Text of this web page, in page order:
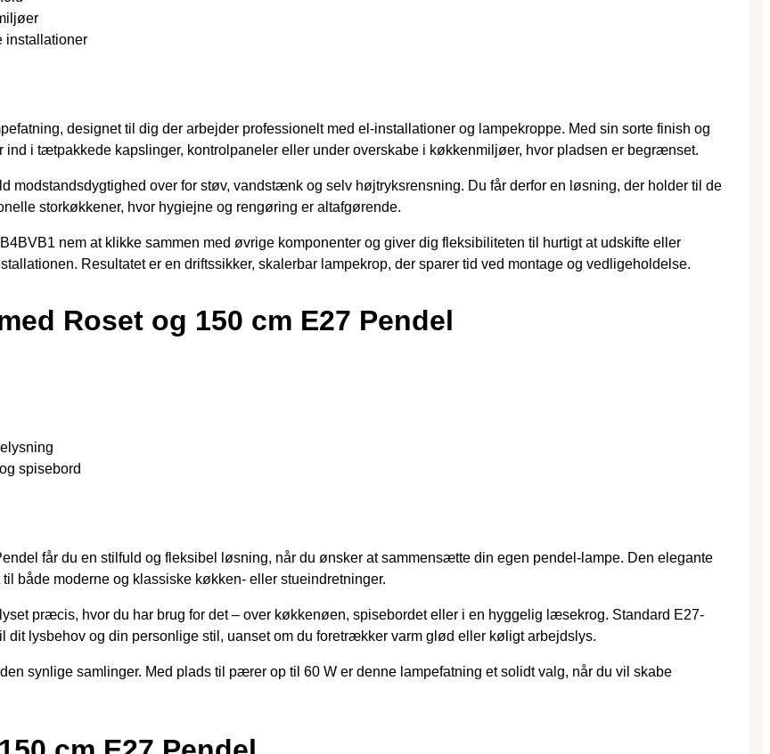
installationer
designet til dig der arbejder professionelt med el-installationer og lampekroppe. Med sin sorte finish og
ind i tætpakkede kapslinger, kontrolpaneler eller under overskabe i køkkenmiljøer, hvor pladsen er begrænset.
modstandsdygtighed over for støv, vandstænk og selv højtryksrensning. Du får derfor en løsning, der holder til de
storkøkkener, hvor hygiejne og rengøring er altafgørende.
nem at klikke sammen med øvrige komponenter og giver dig fleksibiliteten til hurtigt at udskifte eller
Resultatet er en driftssikker, skalerbar lampekrop, der sparer tid ved montage og vedligeholdelse.
Roset og 150 cm E27 Pendel
spisebord
får du en stilfuld og fleksibel løsning, når du ønsker at sammensætte din egen pendel-lampe. Den elegante
både moderne og klassiske køkken- eller stueindretninger.
præcis, hvor du har brug for det – over køkkenøen, spisebordet eller i en hyggelig læsekrog. Standard E27-
lysbehov og din personlige stil, uanset om du foretrækker varm glød eller køligt arbejdslys.
synlige samlinger. Med plads til pærer op til 60 W er denne lampefatning et solidt valg, når du vil skabe